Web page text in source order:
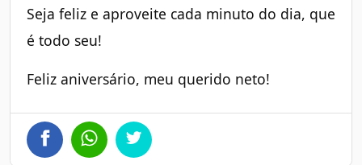
Seja feliz e aproveite cada minuto do dia, que
é todo seu!
Feliz aniversário, meu querido neto!